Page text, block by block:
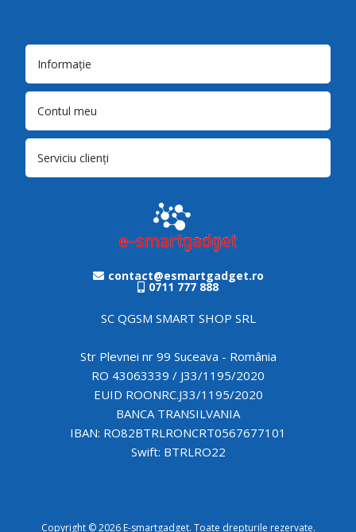
Informație
Contul meu
Serviciu clienți
contact@esmartgadget.ro
0711 777 888
SC QGSM SMART SHOP SRL
Str Plevnei nr 99 Suceava - România
RO 43063339 / J33/1195/2020
EUID ROONRC.J33/1195/2020
BANCA TRANSILVANIA
IBAN: RO82BTRLRONCRT0567677101
Swift: BTRLRO22
Copyright © 2026 E-smartgadget. Toate drepturile rezervate.